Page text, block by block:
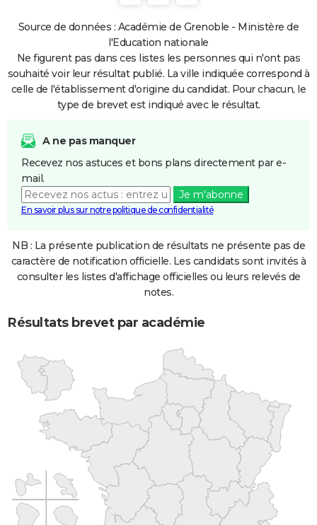
Source de données : Académie de Grenoble - Ministère de
l'Education nationale
Ne figurent pas dans ces listes les personnes qui n'ont pas
souhaité voir leur résultat publié. La ville indiquée correspond à
celle de l'établissement d'origine du candidat. Pour chacun, le
type de brevet est indiqué avec le résultat.
A ne pas manquer
Recevez nos astuces et bons plans directement par e-
mail.
Je m'abonne
En savoir plus sur notre politique de confidentialité
NB : La présente publication de résultats ne présente pas de
caractère de notification officielle. Les candidats sont invités à
consulter les listes d'affichage officielles ou leurs relevés de
notes.
Résultats brevet par académie